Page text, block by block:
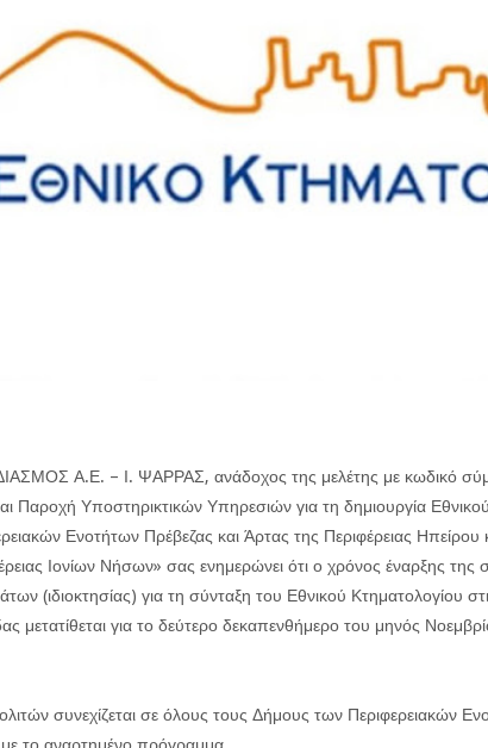
Α.Ε. – Ι. ΨΑΡΡΑΣ, ανάδοχος της μελέτης με κωδικό
Παροχή Υποστηρικτικών Υπηρεσιών για τη δημιουργία
Ενοτήτων Πρέβεζας και Άρτας της Περιφέρειας Ηπείρου
Ιονίων Νήσων» σας ενημερώνει ότι ο χρόνος έναρξης
(ιδιοκτησίας) για τη σύνταξη του Εθνικού Κτηματολογίου
μετατίθεται για το δεύτερο δεκαπενθήμερο του μηνός
συνεχίζεται σε όλους τους Δήμους των Περιφερειακών
το αναρτημένο πρόγραμμα.